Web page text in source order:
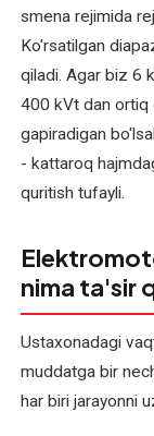
o'rash
Elektromotor
statorini
qayta
o'rash
Elektromotor
qayta
diagnostikasi
smena rejimida
Ko'rsatilgan
qiladi. Agar biz 6
400 kVt dan ortiq
gapiradigan
- kattaroq
quritish tufayli.
nima ta'sir
Ustaxonadagi
muddatga bir
har biri jarayonni